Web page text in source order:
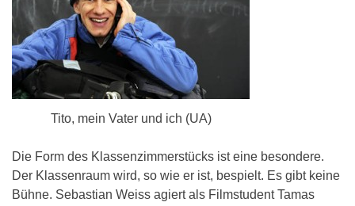
Tito, mein Vater und ich (UA)
Die Form des Klassenzimmerstücks ist eine besondere.
Der Klassenraum wird, so wie er ist, bespielt. Es gibt keine
Bühne. Sebastian Weiss agiert als Filmstudent Tamas